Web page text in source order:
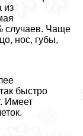
из
случаев. Чаще
нос, губы,
быстро
Имеет